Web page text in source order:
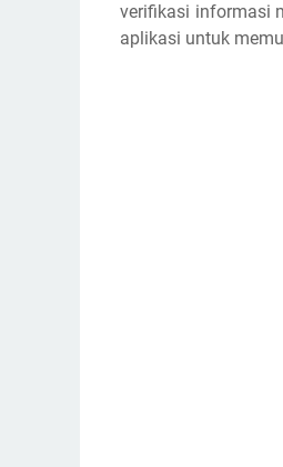
verifikasi informasi
aplikasi untuk